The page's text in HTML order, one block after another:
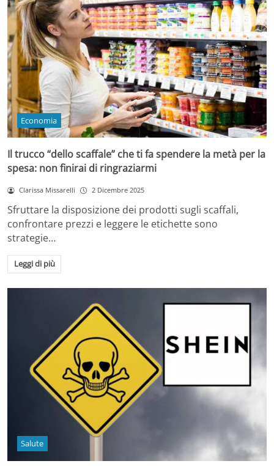
Economia
Il trucco “dello scaffale” che ti fa spendere la metà per la
spesa: non finirai di ringraziarmi
Clarissa Missarelli 2 Dicembre 2025
Sfruttare la disposizione dei prodotti sugli scaffali,
confrontare prezzi e leggere le etichette sono
strategie…
Leggi di più
Salute